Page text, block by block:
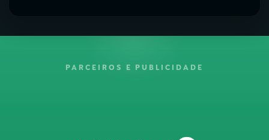
PARCEIROS E PUBLICIDADE